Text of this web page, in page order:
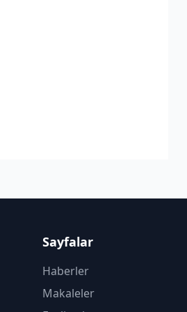
Sayfalar
Haberler
Makaleler